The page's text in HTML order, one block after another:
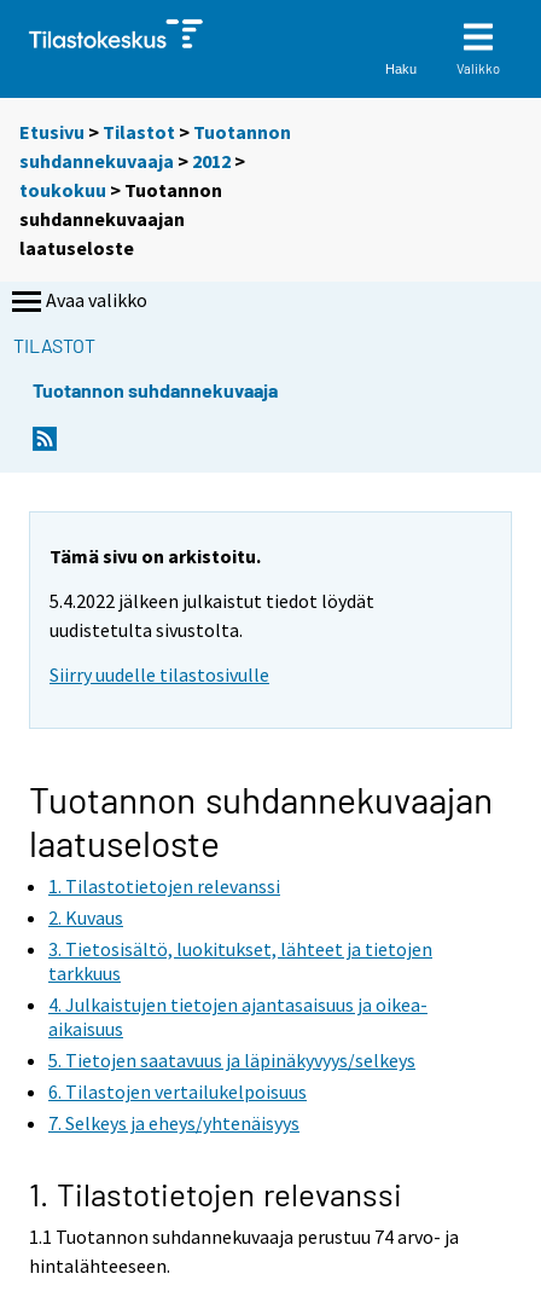
Haku Valikko
Etusivu > Tilastot > Tuotannon
suhdannekuvaaja > 2012 >
toukokuu > Tuotannon
suhdannekuvaajan
laatuseloste
Avaa valikko
TILASTOT
Tuotannon suhdannekuvaaja
Tämä sivu on arkistoitu.
5.4.2022 jälkeen julkaistut tiedot löydät
uudistetulta sivustolta.
Siirry uudelle tilastosivulle
Tuotannon suhdannekuvaajan
laatuseloste
1. Tilastotietojen relevanssi
2. Kuvaus
3. Tietosisältö, luokitukset, lähteet ja tietojen
tarkkuus
4. Julkaistujen tietojen ajantasaisuus ja oikea-
aikaisuus
5. Tietojen saatavuus ja läpinäkyvyys/selkeys
6. Tilastojen vertailukelpoisuus
7. Selkeys ja eheys/yhtenäisyys
1. Tilastotietojen relevanssi
1.1 Tuotannon suhdannekuvaaja perustuu 74 arvo- ja
hintalähteeseen.